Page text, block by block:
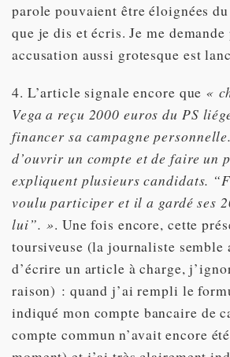
parole pouvaient être éloignées du
que je dis et écris. Je me
accusation aussi grotesque est
4. L’article signale encore que «
Vega a reçu 2000 euros du PS
financer sa campagne
d’ouvrir un compte et de faire un
expliquent plusieurs candidats.
voulu participer et il a gardé ses
lui”. ». Une fois encore, cette
toursiveuse (la journaliste semble
d’écrire un article à charge,
raison) : quand j’ai rempli le
indiqué mon compte bancaire de
compte commun n’avait encore